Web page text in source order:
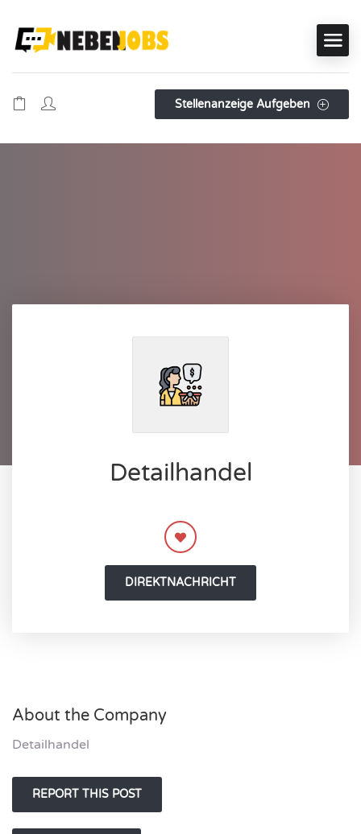
Stellenanzeige Aufgeben
Detailhandel
DIREKTNACHRICHT
About the Company
Detailhandel